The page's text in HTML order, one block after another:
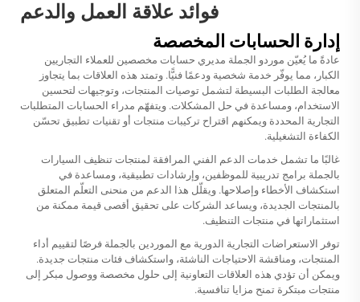
فوائد علاقة العمل والدعم
إدارة الحسابات المخصصة
عادةً ما يُعيّن موردو الجملة مديري حسابات مخصصين للعملاء التجاريين
الكبار، مما يوفّر خدمة شخصية ودعمًا فنيًّا. وتمتد هذه العلاقات بما يتجاوز
معالجة الطلبات البسيطة لتشمل توصيات المنتجات، وتوجيهات لتحسين
الاستخدام، ومساعدة في حل المشكلات. ويتفهّم مدراء الحسابات المتطلبات
التجارية المحددة ويمكنهم اقتراح تركيبات منتجات أو تقنيات تطبيق تحسّن
الكفاءة التشغيلية.
غالبًا ما تشمل خدمات الدعم الفني المرافقة لمنتجات تنظيف السيارات
بالجملة برامج تدريبية للموظفين، وإرشادات تطبيقية، ومساعدة في
استكشاف الأخطاء وإصلاحها. ويقلّل هذا الدعم من منحنى التعلّم المتعلق
بالمنتجات الجديدة، ويساعد الشركات على تحقيق أقصى قيمة ممكنة من
استثماراتها في منتجات التنظيف.
توفر الاستعراضات التجارية الدورية مع الموردين بالجملة فرصًا لتقييم أداء
المنتجات، ومناقشة الاحتياجات الناشئة، واستكشاف فئات منتجات جديدة.
ويمكن أن تؤدي هذه العلاقات التعاونية إلى حلول مخصصة ووصول مبكر إلى
منتجات مبتكرة تمنح مزايا تنافسية.